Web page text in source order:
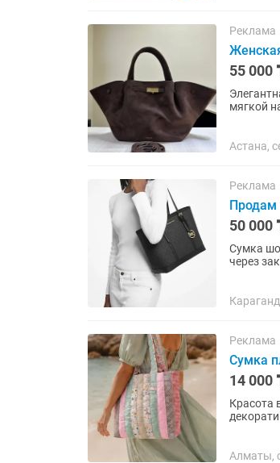
Реклама
55 000
мягкой
Астана,
Реклама
Продам
50 000
Сумка
через
Реклама
Сумка
14 000
Красота
Алматы,